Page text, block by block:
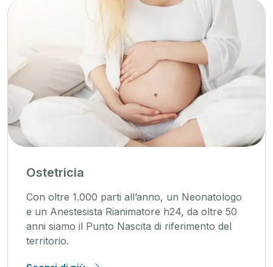
Ostetricia
Con oltre 1.000 parti all’anno, un Neonatologo
e un Anestesista Rianimatore h24, da oltre 50
anni siamo il Punto Nascita di riferimento del
territorio.